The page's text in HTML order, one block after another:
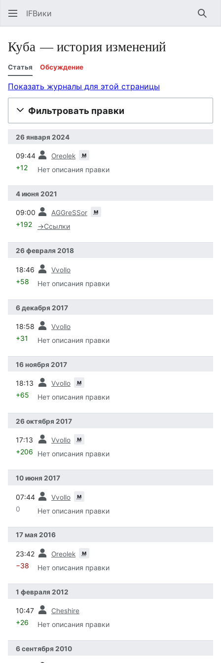
IFВики
Куба — история изменений
Статья Обсуждение
Показать журналы для этой страницы
Фильтровать правки
26 января 2024
09:44 Oreolek м
+12 Нет описания правки
4 июня 2021
09:00 AGGreSSor м
+192 →Ссылки
26 февраля 2018
18:46 Vvollo
+58 Нет описания правки
6 декабря 2017
18:58 Vvollo
+31 Нет описания правки
16 ноября 2017
18:13 Vvollo м
+65 Нет описания правки
26 октября 2017
17:13 Vvollo м
+206 Нет описания правки
10 июня 2017
07:44 Vvollo м
0 Нет описания правки
17 мая 2016
23:42 Oreolek м
−38 Нет описания правки
1 февраля 2012
10:47 Cheshire
+26 Нет описания правки
6 сентября 2010